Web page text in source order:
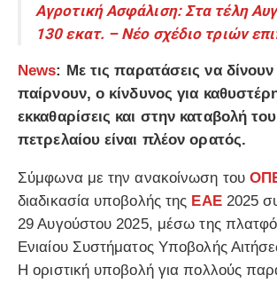
Αγροτική Ασφάλιση: Στα τέλη
130 εκατ. – Νέο σχέδιο τριών
News: Με τις παρατάσεις να δίνουν
παίρνουν, ο κίνδυνος για
εκκαθαρίσεις και στην καταβολή του
πετρελαίου είναι πλέον ορατός.
Σύμφωνα με την ανακοίνωση του
διαδικασία υποβολής της ΕΑΕ2025
29 Αυγούστου 2025, μέσω της
Ενιαίου Συστήματος Υποβολής
Η οριστική υποβολή για πολλούς